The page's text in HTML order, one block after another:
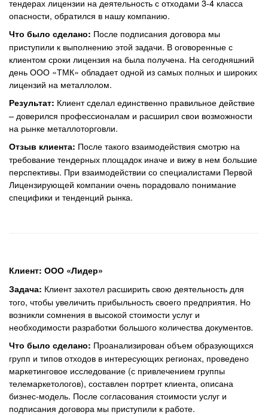
тендерах лицензии на деятельность с отходами 3-4 класса
опасности, обратился в нашу компанию.
Что было сделано: После подписания договора мы
приступили к выполнению этой задачи. В оговоренные с
клиентом сроки лицензия на была получена. На сегодняшний
день ООО «ТМК» обладает одной из самых полных и широких
лицензий на металлолом.
Результат: Клиент сделал единственно правильное действие
– доверился профессионалам и расширил свои возможности
на рынке металлоторговли.
Отзыв клиента: После такого взаимодействия смотрю на
требование тендерных площадок иначе и вижу в нем большие
перспективы. При взаимодействии со специалистами Первой
Лицензирующей компании очень порадовало понимание
специфики и тенденций рынка.
Клиент: ООО «Лидер»
Задача: Клиент захотел расширить свою деятельность для
того, чтобы увеличить прибыльность своего предприятия. Но
возникли сомнения в высокой стоимости услуг и
необходимости разработки большого количества документов.
Что было сделано: Проанализирован объем образующихся
групп и типов отходов в интересующих регионах, проведено
маркетинговое исследование (с привлечением группы
телемаркетологов), составлен портрет клиента, описана
бизнес-модель. После согласования стоимости услуг и
подписания договора мы приступили к работе.